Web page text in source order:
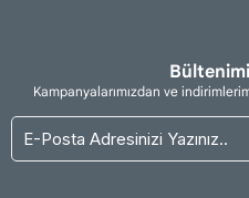
Kampanyalarımızdan ve